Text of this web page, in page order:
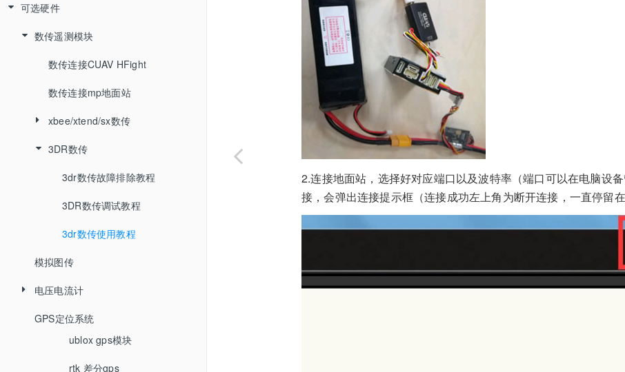
飞行数据
飞行计划
初始设置
配置/调试
航点命令和事件
烧录本地固件
硬件连接
连接电调与电机
机架设置
遥控器校准
指南针校准
加速计校准
飞行模式设置
电池监视器
ESC电调校准
故障安全机制
遥控器失控保护
电池保护
GCS地面站丢失保护
EKF故障保护
FlowHold光流定高模式
Loiter悬停模式
RTL返航模式
Smart RTL智能返航模式
AUTO自动模式
Guided引导模式
Acro特技模式
Brake 刹车锁定模式
PosHold定点模式
Circle绕圈模式
Drift漂移模式
Simple简单模式
Follow Me 跟随模式
初次起飞
基本调参
扩展调参（PID)
震动测试
油门悬停点
自动微调
气压计温度补偿
船模式
can总线设置
指南针设置（高级）
限流和电压缩放
扩展卡尔曼滤波器（ekf)
地面效应补偿
飞行时间记录仪
电机推力扩展
避障
重置参数
RC输入通道映射
全部参数表
诊断硬件问题
遥测日志分析
航点命令和事件
可选硬件
数传遥测模块
数传连接CUAV HFight
数传连接mp地面站
xbee/xtend/sx数传
xbee/xtend调试
点对点通信
多点通信
修改波特率及ID
xbee模块强制恢复固件
3DR数传
3dr数传故障排除教程
3DR数传调试教程
3dr数传使用教程
模拟图传
电压电流计
PM电源模块
HV_PM高电压电源模块
GPS定位系统
ublox gps模块
rtk 差分gps
2.连接地面站，选择好对应端口以及波特率（端口可以在电脑设
接，会弹出连接提示框（连接成功左上角为断开连接，一直停留